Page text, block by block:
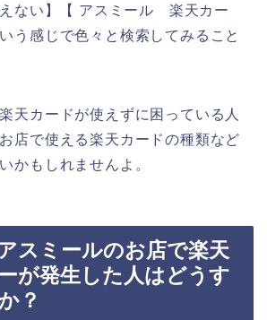
い】【 アスミール 楽天カー
う感じで色々と検索してみること
天カードが使えずに困っている人
店で使える楽天カードの種類など
かもしれませんよ。
スミールのお店で楽天
が発生した人はどうす
？